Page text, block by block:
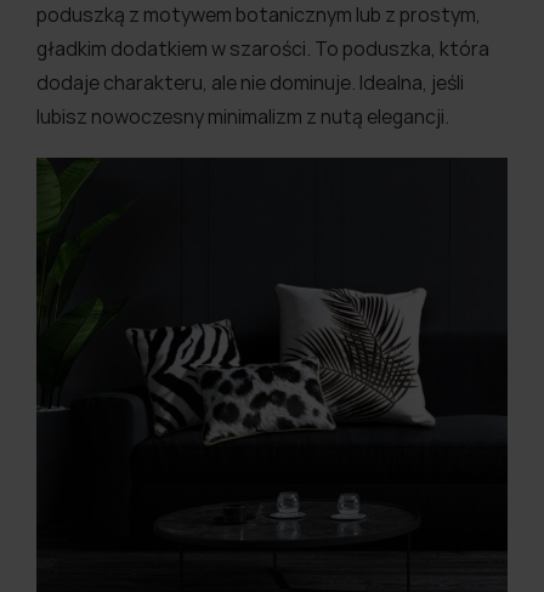
poduszką z motywem botanicznym lub z prostym,
gładkim dodatkiem w szarości. To poduszka, która
dodaje charakteru, ale nie dominuje. Idealna, jeśli
lubisz nowoczesny minimalizm z nutą elegancji.